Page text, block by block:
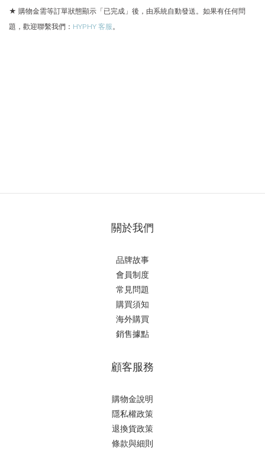
★ 購物金需等訂單狀態顯示「已完成」後，由系統自動發送。如果有任何問
題，歡迎聯繫我們： HYPHY 客服。
關於我們
品牌故事
會員制度
常見問題
購買須知
海外購買
銷售據點
顧客服務
購物金說明
隱私權政策
退換貨政策
條款與細則